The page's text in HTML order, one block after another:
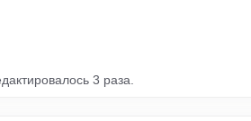
3 раза.